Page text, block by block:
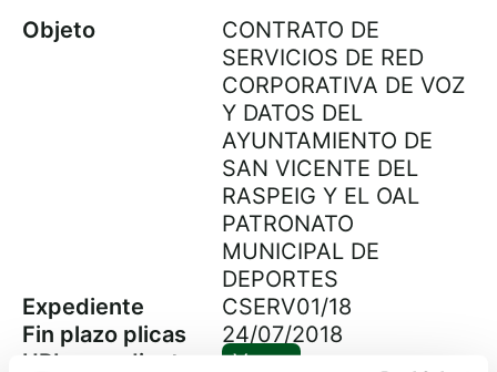
Objeto
CONTRATO DE
SERVICIOS DE RED
CORPORATIVA DE VOZ
Y DATOS DEL
AYUNTAMIENTO DE
SAN VICENTE DEL
RASPEIG Y EL OAL
PATRONATO
MUNICIPAL DE
DEPORTES
Expediente
CSERV01/18
Fin plazo plicas
24/07/2018
URL expediente
Ver +